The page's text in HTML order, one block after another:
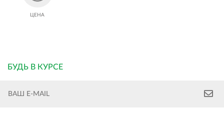
ЦЕНА
БУДЬ В КУРСЕ